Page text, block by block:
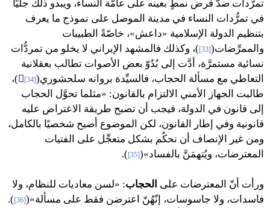
تمرُّدات ضدّ فرض نمطٍ بعينه على عامَّة النساء، ويبدو ذلك جليًا
في تمرُّدات النساء في مدينة الموصل على نموذج ما يعرف
بتنظيم الدولة الإسلامية «داعش»، خاصّةً الطبيبات
والممرِّضات([33]
)، وكذلك فالمشهد الإيراني لا يخلو من تمردُّات
نسائية مستمرَّة، أدَّت إلى بُدُوّ بعض الأصوات تطالب بعقلانية
التعاطي مع مسألة الحجاب، فالسيِّدة بروانه سلحشوري([34]
)،
طالبت الجهاز الأمني الالتزام بالقانون: «مثلما تحوَّل الحجاب
إلى قانون في الدولة، فيجب أن تصبح طريقة الاعتراض عليه
قانونية وفي إطار القانون، لكن الموضوع أصبح شخصيًا بالكامل،
ومن غير الإنصاف أن نحكُم بشكل متعجِّل على الفتيات
المعترضات، ويُتهمَنَّ بالفساد»([35]
).
ورأت أنّ المعترضات على الحجاب: «لسن معاديات للنظام، ولا
فاسدات، ولا جاسوسات، إنّهُنّ اعترضن فقط على مسألة»([36]
).